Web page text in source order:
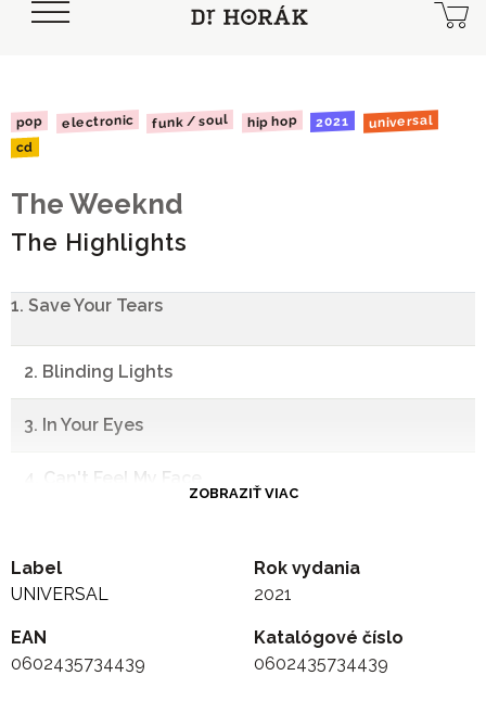
pop electronic funk / soul hip hop 2021 universal
cd
The Weeknd
The Highlights
1. Save Your Tears
2. Blinding Lights
3. In Your Eyes
4. Can't Feel My Face
6. Starboy
7. Pray For Me
ZOBRAZIŤ VIAC
Label
UNIVERSAL
Rok vydania
2021
EAN
0602435734439
Katalógové číslo
0602435734439